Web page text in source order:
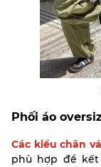
Phối áo
Các kiểu chân
phù hợp để kết